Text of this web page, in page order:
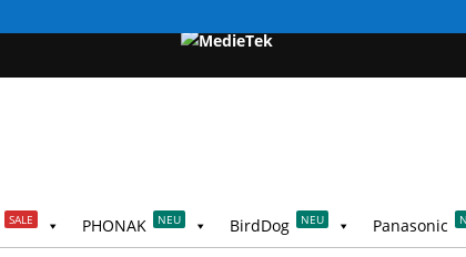
SALE PHONAK NEU BirdDog NEU Panasonic